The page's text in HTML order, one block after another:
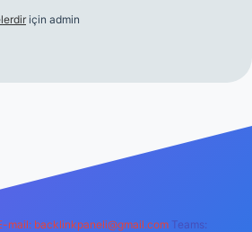
için admin
mail: backlinkpaneli@gmail.com Teams: